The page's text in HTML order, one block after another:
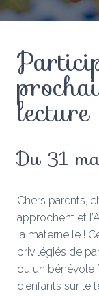
lecture
Du 31
Chers parents,
approchent et
la maternelle !
privilégiés de
ou un bénévole
d’enfants sur